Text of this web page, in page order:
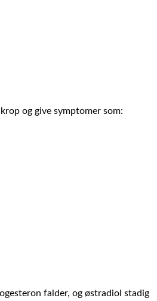
og give symptomer som:
falder, og østradiol stadig